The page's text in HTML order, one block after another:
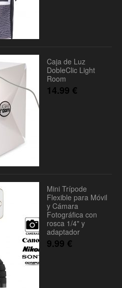
Caja de Luz
DobleClic Light
Room
14.99 €
Mini Trípode
Flexible para Móvil
y Cámara
Fotográfica con
rosca 1/4" y
adaptador
9.99 €